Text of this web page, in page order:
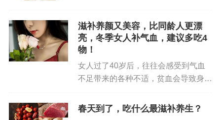
银耳红枣汤的具体做法：细节决定“胶质析出率”与口
感
材料选择的“小讲究”
- 银耳：选朵大、色白、无异味的干银耳（避免
高；
锅，加入适量料酒和姜片，焯水后捞出
备用。2. 山药去皮，切成小...
滋补养颜又美容，比同龄人更漂
亮，冬季女人补气血，建议多吃4
物！
女人过了40岁后，往往会感受到气血
不足带来的各种不适，贫血会导致身体
题，补充气血成为中年女性维持健康和
春天到了，吃什么最滋补养生？